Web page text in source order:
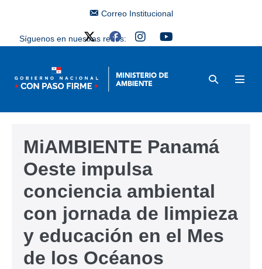
Correo Institucional
Síguenos en nuestras redes:
MiAMBIENTE Panamá
Oeste impulsa
conciencia ambiental
con jornada de limpieza
y educación en el Mes
de los Océanos